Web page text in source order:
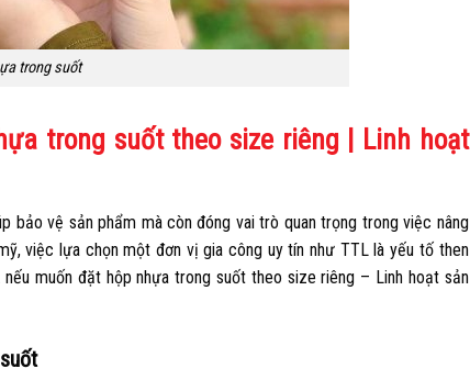
trong suốt
trong suốt theo size riêng | Linh hoạt
bảo vệ sản phẩm mà còn đóng vai trò quan trọng trong việc nâng
việc lựa chọn một đơn vị gia công uy tín như TTL là yếu tố then
muốn đặt hộp nhựa trong suốt theo size riêng – Linh hoạt sản